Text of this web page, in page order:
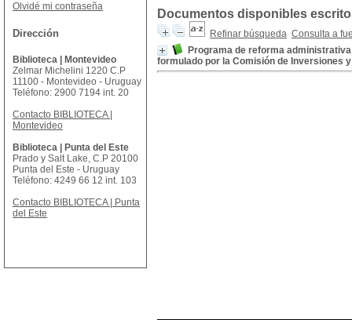
Documentos disponibles
Refinar búsqueda Consulta a
Programa de reforma
formulado por la Comisión de Inversiones
Olvidé mi contraseña
Dirección
Biblioteca | Montevideo
Zelmar Michelini 1220 C.P
11100 - Montevideo - Uruguay
Teléfono: 2900 7194 int. 20
Contacto BIBLIOTECA |
Montevideo
Biblioteca | Punta del Este
Prado y Salt Lake, C.P 20100
Punta del Este - Uruguay
Teléfono: 4249 66 12 int. 103
Contacto BIBLIOTECA | Punta
del Este